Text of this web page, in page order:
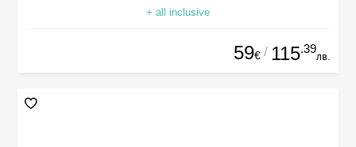
+ all inclusive
59€ / 115.39
лв.